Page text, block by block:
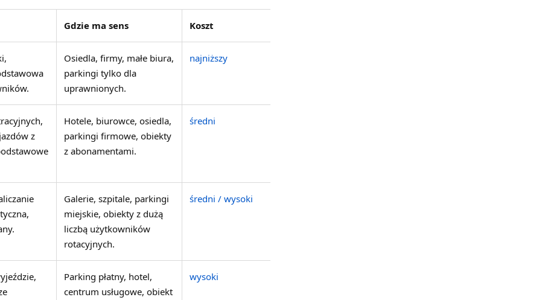
Gdzie ma sens Koszt
Osiedla, firmy, małe biura,
parkingi tylko dla
uprawnionych.
najniższy
z
Hotele, biurowce, osiedla,
parkingi firmowe, obiekty
z abonamentami.
średni
Galerie, szpitale, parkingi
miejskie, obiekty z dużą
liczbą użytkowników
rotacyjnych.
średni / wysoki
Parking płatny, hotel,
centrum usługowe, obiekt
wysoki